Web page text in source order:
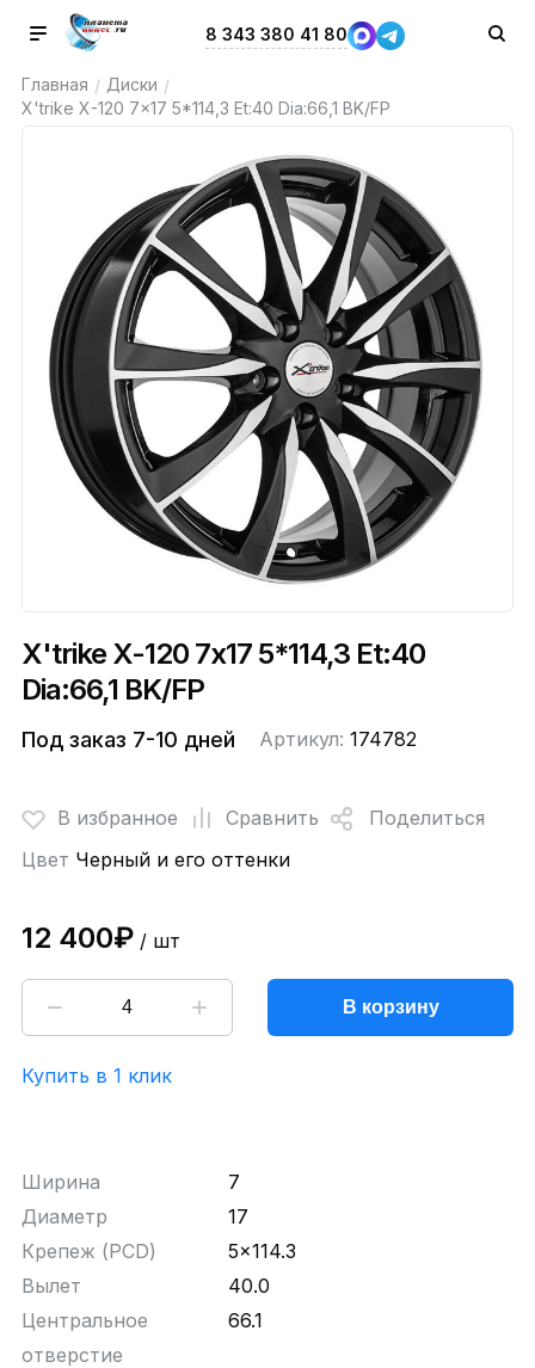
8 343 380 41 80
Главная / Диски /
X'trike X-120 7x17 5*114,3 Et:40 Dia:66,1 BK/FP
X'trike X-120 7x17 5*114,3 Et:40
Dia:66,1 BK/FP
Под заказ 7-10 дней Артикул: 174782
В избранное Сравнить
Поделиться
Цвет Черный и его оттенки
12 400₽/ шт
В корзину
Купить в 1 клик
Ширина
7
Диаметр
17
Крепеж (PCD)
5x114.3
Вылет
40.0
Центральное
отверстие
66.1